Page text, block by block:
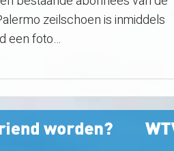
zeilschoen is inmiddels
een foto…